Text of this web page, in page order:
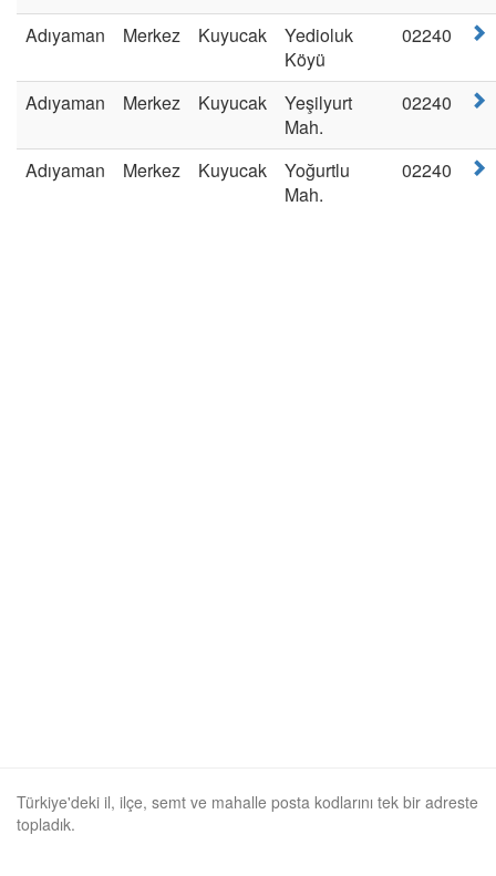
Adıyaman Merkez Kuyucak
Yedioluk
Köyü
02240
Adıyaman Merkez Kuyucak
Yeşilyurt
Mah.
02240
Adıyaman Merkez Kuyucak
Yoğurtlu
Mah.
02240
Türkiye'deki il, ilçe, semt ve mahalle posta kodlarını tek bir adreste
topladık.